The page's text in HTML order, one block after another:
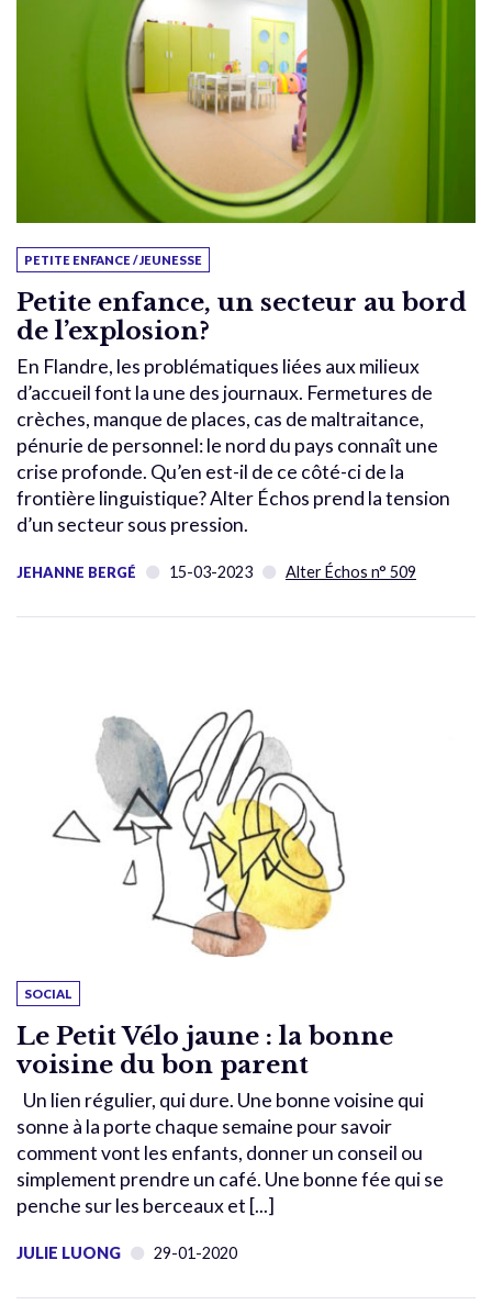
PETITE ENFANCE / JEUNESSE
Petite enfance, un secteur au bord
de l’explosion?
En Flandre, les problématiques liées aux milieux
d’accueil font la une des journaux. Fermetures de
crèches, manque de places, cas de maltraitance,
pénurie de personnel: le nord du pays connaît une
crise profonde. Qu’en est-il de ce côté-ci de la
frontière linguistique? Alter Échos prend la tension
d’un secteur sous pression.
JEHANNE BERGÉ 15-03-2023 Alter Échos n° 509
SOCIAL
Le Petit Vélo jaune : la bonne
voisine du bon parent
Un lien régulier, qui dure. Une bonne voisine qui
sonne à la porte chaque semaine pour savoir
comment vont les enfants, donner un conseil ou
simplement prendre un café. Une bonne fée qui se
penche sur les berceaux et [...]
JULIE LUONG 29-01-2020